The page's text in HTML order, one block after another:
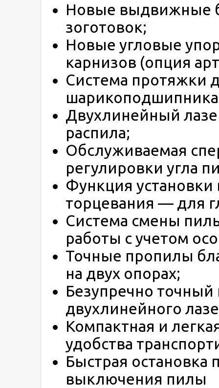
Новые выдвижные
зоготовок;
Новые угловые
карнизов (опция
Система протяжки
Двухлинейный
распила;
Обслуживаемая
регулировки угла
Функция
торцевания — для
Система смены
работы с учетом
Точные пропилы
на двух опорах;
Безупречно
двухлинейного
Компактная и
удобства
Быстрая остановка
выключения пилы